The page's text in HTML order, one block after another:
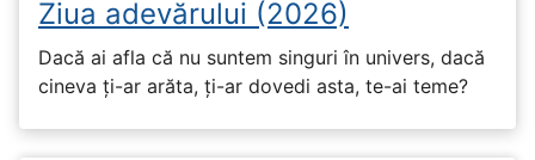
Ziua adevărului (2026)
Dacă ai afla că nu suntem singuri în univers, dacă
cineva ți-ar arăta, ți-ar dovedi asta, te-ai teme?